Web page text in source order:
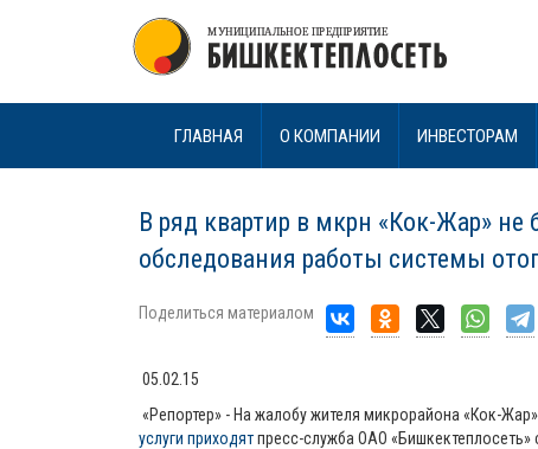
ГЛАВНАЯ О КОМПАНИИ ИНВЕСТОРАМ
В ряд квартир в мкрн «Кок-Жар»
обследования работы системы
Поделиться материалом
05.02.15
«Репортер» - На жалобу жителя микрорайона «Кок-
услуги приходятпресс-служба ОАО